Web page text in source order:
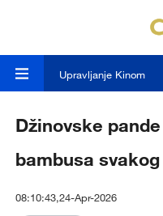
Upravljanje Kinom
Džinovske
bambusa
08:10:43,24-Apr-2026